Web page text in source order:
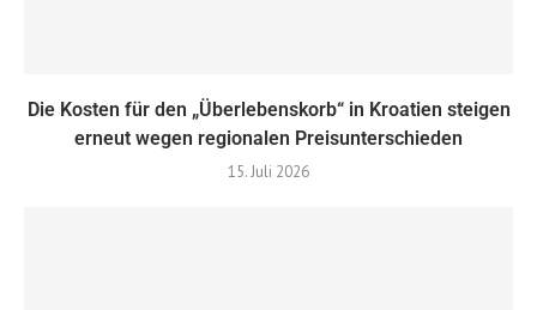
Die Kosten für den „Überlebenskorb“ in Kroatien steigen
erneut wegen regionalen Preisunterschieden
15. Juli 2026